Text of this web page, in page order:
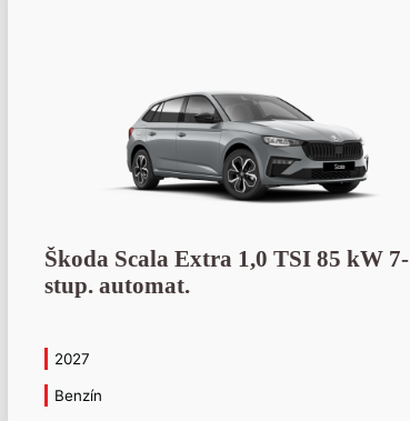
Škoda Scala Extra 1,0 TSI 85 kW 7-
stup. automat.
2027
Benzín